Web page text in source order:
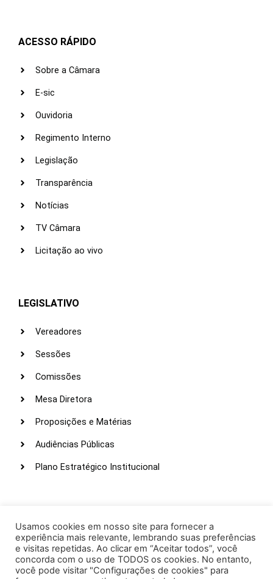
ACESSO RÁPIDO
Sobre a Câmara
E-sic
Ouvidoria
Regimento Interno
Legislação
Transparência
Notícias
TV Câmara
Licitação ao vivo
LEGISLATIVO
Vereadores
Sessões
Comissões
Mesa Diretora
Proposições e Matérias
Audiências Públicas
Plano Estratégico Institucional
Webmail
Intranet
Administração
Usamos cookies em nosso site para fornecer a
experiência mais relevante, lembrando suas preferências
e visitas repetidas. Ao clicar em “Aceitar todos”, você
concorda com o uso de TODOS os cookies. No entanto,
você pode visitar "Configurações de cookies" para